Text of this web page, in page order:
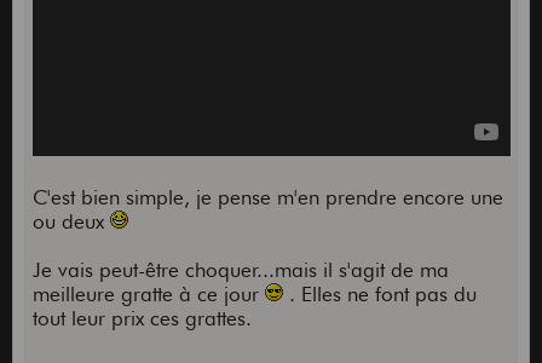
C'est bien simple, je pense m'en prendre encore une
ou deux
Je vais peut-être choquer...mais il s'agit de ma
meilleure gratte à ce jour
. Elles ne font pas du
tout leur prix ces grattes.